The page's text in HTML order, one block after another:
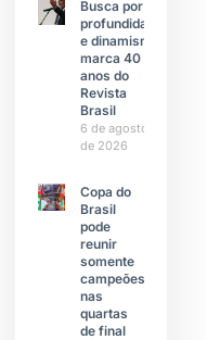
Busca por
profundidade
e dinamismo
marca 40
anos do
Revista
Brasil
6 de agosto
de 2026
Copa do
Brasil
pode
reunir
somente
campeões
nas
quartas
de final